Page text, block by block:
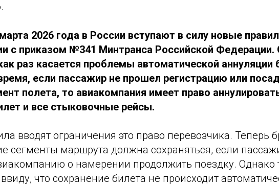
2026 года в России вступают в силу новые
с приказом №341 Минтранса Российской Федерации.
раз касается проблемы автоматической аннуляции
если пассажир не прошел регистрацию или
полета, то авиакомпания имеет право
и все стыковочные рейсы.
вводят ограничения это право перевозчика. Теперь
сегменты маршрута должна сохраняться, если
о намерении продолжить поездку. Однако
что сохранение билета не происходит